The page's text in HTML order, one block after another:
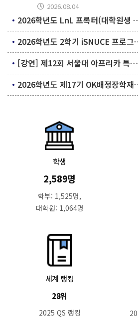
사범대학 포토존 설치 및 학위복
1) 포토존 설치 장소 및 설치 기간
– 12동 앞(중정방면), 71-1동 체
소)/ 2026. 8. 17.(월)~2026. 8.
2 ) 학위복 대여
– 학위복 대여 및 반납기간:
28.(금) /10:00~17:00
* 주말 및 공휴일은 대여 및 반
1) 2026. 8. 24.(월) ~ 2026. 8.
2) 2026. 8. 28.(금) ~ 2026. 8.
– 대여절차: 졸업예정자 신분증
용 후 당일 반납 원칙
– 졸업예정자 준비물: 신분증, 학
에코백 준비
제공하였던 쇼핑백 사용을 최소화
인 쇼핑백 혹은 에코백을 준비할 수
시기 바라며, 쇼핑백은 상황에 따라
니다.
* 1인 1회 원칙
2026.08.04
2026학년도 LnL
2026학년도 2
[강연] 제12회 서울대 아프리카 특별강연
2026학년도 제
학생
2,589명
학부: 1,525명,
대학원: 1,064명
세계 랭킹
28위
2025 QS 랭킹